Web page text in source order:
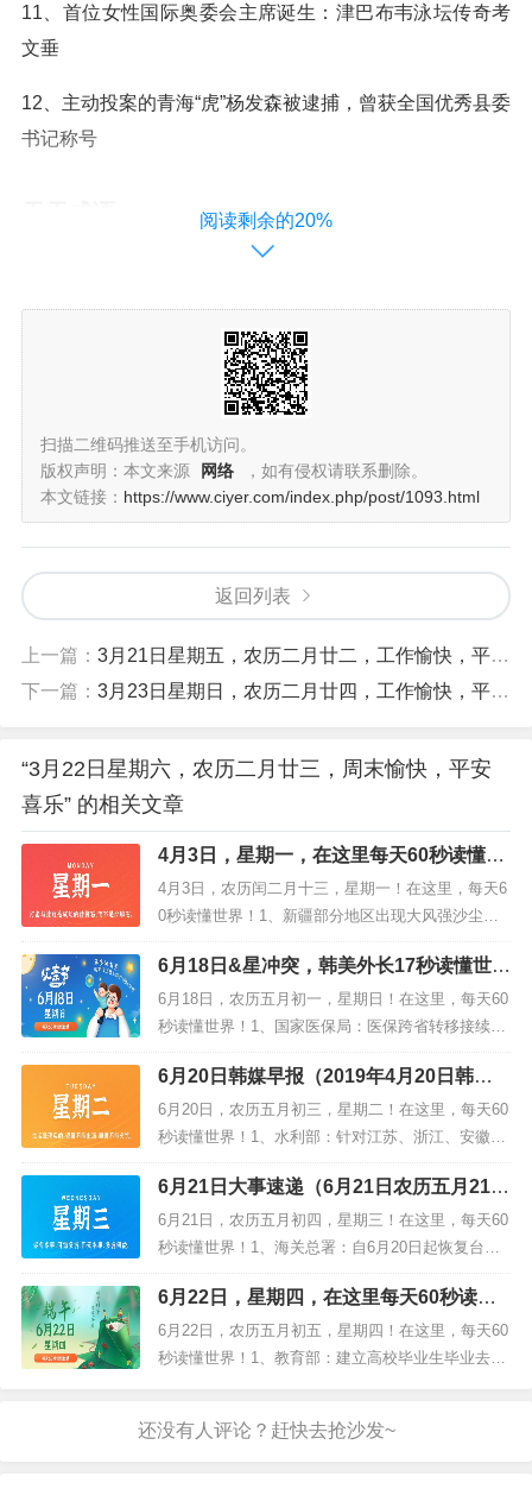
11、首位女性国际奥委会主席诞生：津巴布韦泳坛传奇考
文垂
12、主动投案的青海“虎”杨发森被逮捕，曾获全国优秀县委
书记称号
痴人说梦(chī rén shuō mèng)
释义：痴：傻。原指对痴人说梦话而痴人信以为真。比喻
凭借荒唐的想象胡言乱语。
出处：宋·释惠洪《冷斋夜话》卷九：“此正所谓对痴人说梦
也。”
每日一语
以贤临人，未有得人者也；以贤下。 —— 庄子
阅读剩余的20%
扫描二维码推送至手机访问。
版权声明：本文来源
网络
，如有侵权请联系删除。
本文链接： https://www.ciyer.com/index.php/post/1093.html
返回列表
上一篇： 3月21日星期五，农历二月廿二，工作愉快，平安喜乐
下一篇： 3月23日星期日，农历二月廿四，工作愉快，平安喜乐
“3月22日星期六，农历二月廿三，周末愉快，平安
喜乐” 的相关文章
4月3日，星期一，在这里每天60秒读懂世
界！
4月3日，农历闰二月十三，星期一！在这里，每天6
0秒读懂世界！1、新疆部分地区出现大风强沙尘天
气，库尔勒经历从蓝天逐步到沙尘漫天，局地气象
部分发布大风橙色预警，应急、交警等部门启动突
发天气预案；2、三部门：加强用地保障，支持光伏
发电产业发展...
6月18日&星冲突，韩美外长17秒读懂世界
（6月17日，美媒今日必读）
6月18日，农历五月初一，星期日！在这里，每天60
秒读懂世界！1、国家医保局：医保跨省转移接续期
将缩至15个工作日，凭医保二维码或刷脸就可看病
买药；2、江西通报"鸭脖事件"调查结果：判定为鼠
头，被食堂于事发当日丢弃。吊销涉事...
6月20日韩媒早报（2019年4月20日韩媒
早报）
6月20日，农历五月初三，星期二！在这里，每天60
秒读懂世界！1、水利部：针对江苏、浙江、安徽、
福建、江西、湖北、湖南、广西、贵州、云南10省
区启动水旱灾害防御Ⅳ级应急响应；2、广州：白云
火车站封顶，总建筑面积约45.3万平方米，将成亚
洲最...
6月21日大事速递（6月21日农历五月21日
高温一度飙破44℃）
6月21日，农历五月初四，星期三！在这里，每天60
秒读懂世界！1、海关总署：自6月20日起恢复台湾
地区番荔枝输入大陆。岛内农民：期盼这天到来已
等近3年；图为番荔枝果农。图片来源：台湾《旺
报》2、中国铁路7月1日起实行新的列车运行图：扩
大京津...
6月22日，星期四，在这里每天60秒读懂
世界！
6月22日，农历五月初五，星期四！在这里，每天60
秒读懂世界！1、教育部：建立高校毕业生毕业去向
行"电驴"：不到6人就拥有1...